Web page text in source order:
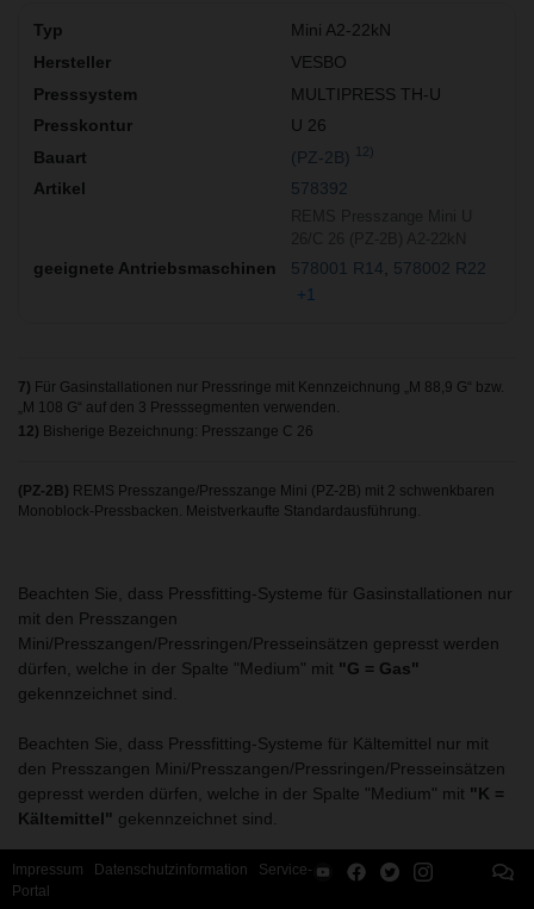
Mini A2-22kN
VESBO
MULTIPRESS TH-U
U 26
(PZ-2B)
12)
578392
578001 R14
578002 R22
+1
7) Für Gasinstallationen nur Pressringe mit Kennzeichnung „M 88,9 G“ bzw.
„M 108 G“ auf den 3 Presssegmenten verwenden.
12) Bisherige Bezeichnung: Presszange C 26
(PZ-2B) REMS Presszange/Presszange Mini (PZ-2B) mit 2 schwenkbaren
Monoblock-Pressbacken. Meistverkaufte Standardausführung.
Beachten Sie, dass Pressfitting-Systeme für Gasinstallationen nur
mit den Presszangen
Mini/Presszangen/Pressringen/Presseinsätzen gepresst werden
dürfen, welche in der Spalte "Medium" mit "G = Gas"
gekennzeichnet sind.
Beachten Sie, dass Pressfitting-Systeme für Kältemittel nur mit
den Presszangen Mini/Presszangen/Pressringen/Presseinsätzen
gepresst werden dürfen, welche in der Spalte "Medium" mit "K =
Kältemittel" gekennzeichnet sind.
Nationale Vorschriften beachten. Verwendungshinweise und
Montageanweisungen der Systemhersteller/-anbieter lesen und
Impressum Datenschutzinformation
Service-
Portal